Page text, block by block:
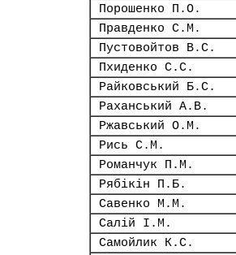
Порошенко П.О.
Правденко С.М.
Пустовойтов В.С.
Пхиденко С.С.
Райковський Б.С.
Раханський А.В.
Ржавський О.М.
Рись С.М.
Романчук П.М.
Рябікін П.Б.
Савенко М.М.
Салій І.М.
Самойлик К.С.